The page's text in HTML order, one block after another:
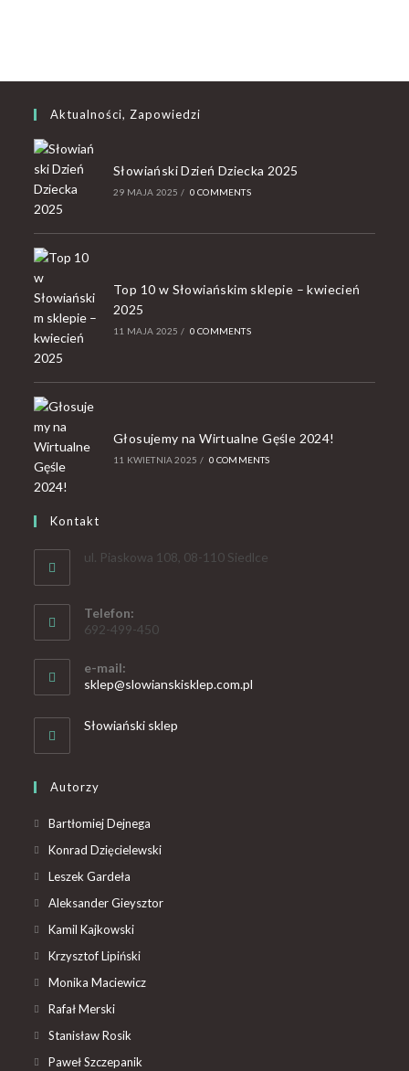
Aktualności, Zapowiedzi
Słowiański Dzień Dziecka 2025
29 MAJA 2025 / 0 COMMENTS
Top 10 w Słowiańskim sklepie – kwiecień
2025
11 MAJA 2025 / 0 COMMENTS
Głosujemy na Wirtualne Gęśle 2024!
11 KWIETNIA 2025 / 0 COMMENTS
Kontakt
ul. Piaskowa 108, 08-110 Siedlce
Telefon:
692-499-450
e-mail:
sklep@slowianskisklep.com.pl
Słowiański sklep
Autorzy
Bartłomiej Dejnega
Konrad Dzięcielewski
Leszek Gardeła
Aleksander Gieysztor
Kamil Kajkowski
Krzysztof Lipiński
Monika Maciewicz
Rafał Merski
Stanisław Rosik
Paweł Szczepanik